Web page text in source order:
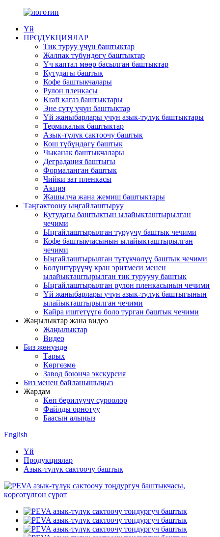
Үй
ПРОДУКЦИЯЛАР
Тик туруу үчүн баштыктар
Жалпак түбүндөгү баштыктар
Үч каптал мөөр басылган баштыктар
Кутудагы баштык
Кофе баштыкчалары
Рулон пленкасы
Kraft кагаз баштыктары
Эне сүтү үчүн баштыктар
Үй жаныбарлары үчүн азык-түлүк баштыктары
Термикалык баштыктар
Азык-түлүк сактоочу баштык
Кош түбүндөгү баштык
Чыканак баштыкчалары
Деградация баштыгы
Формаланган баштык
Чийки зат пленкасы
Акция
Жашылча жана жемиш баштыктары
Таңгактоону ыңгайлаштыруу
Кутудагы баштыктын ылайыкташтырылган
чечими
Ыңгайлаштырылган туруучу баштык чечими
Кофе баштыкчасынын ылайыкташтырылган
чечими
Ыңгайлаштырылган түтүкчөлүү баштык чечими
Бөлүштүрүүчү кран эритмеси менен
ылайыкташтырылган тик туруучу баштык
Ыңгайлаштырылган рулон пленкасынын чечими
Үй жаныбарлары үчүн азык-түлүк баштыгынын
ылайыкташтырылган чечими
Кайра иштетүүгө боло турган баштык чечими
Жаңылыктар жана видео
Жаңылыктар
Видео
Биз жөнүндө
Тарых
Көргөзмө
Завод боюнча экскурсия
Биз менен байланышыңыз
Жардам
Көп берилүүчү суроолор
Файлды орнотуу
Баасын алыңыз
English
Үй
Продукциялар
Азык-түлүк сактоочу баштык